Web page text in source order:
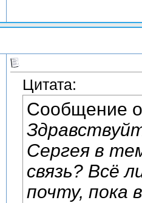
Цитата:
Сообщение
Сергея в
связь? Всё
почту, пока